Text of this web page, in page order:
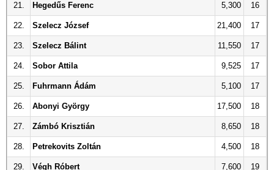
21. Hegedűs Ferenc 5,300 16
22. Szelecz József 21,400 17
23. Szelecz Bálint 11,550 17
24. Sobor Attila 9,525 17
25. Fuhrmann Ádám 5,100 17
26. Abonyi György 17,500 18
27. Zámbó Krisztián 8,650 18
28. Petrekovits Zoltán 4,500 18
29. Végh Róbert 7,600 19